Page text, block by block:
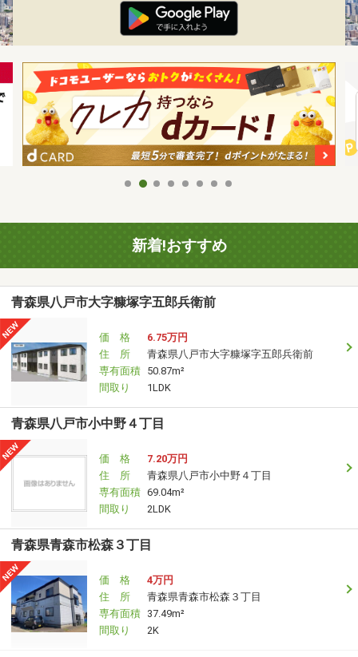
新着!おすすめ
青森県八戸市大字糠塚字五郎兵衛前
価 格
6.75万円
住 所
青森県八戸市大字糠塚字五郎兵衛前
専有面積 50.87m²
間取り
1LDK
青森県八戸市小中野４丁目
価 格
7.20万円
住 所
青森県八戸市小中野４丁目
専有面積 69.04m²
間取り
2LDK
青森県青森市松森３丁目
価 格
4万円
住 所
青森県青森市松森３丁目
専有面積 37.49m²
間取り
2K